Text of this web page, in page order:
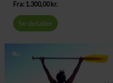
Fra: 1.300,00 kr.
Se detaljer